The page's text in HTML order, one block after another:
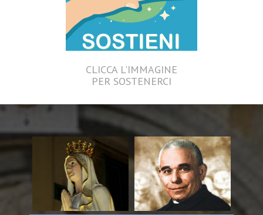
CLICCA L'IMMAGINE
PER SOSTENERCI